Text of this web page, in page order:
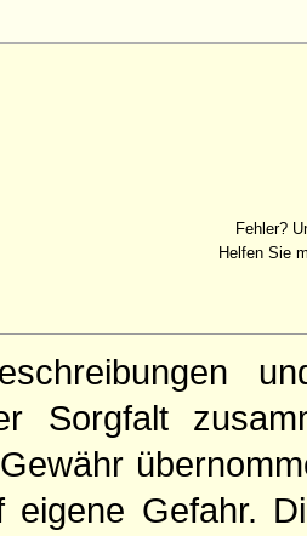
Fehler?
Helfen Sie
Sorgfalt
eigene Gefahr.